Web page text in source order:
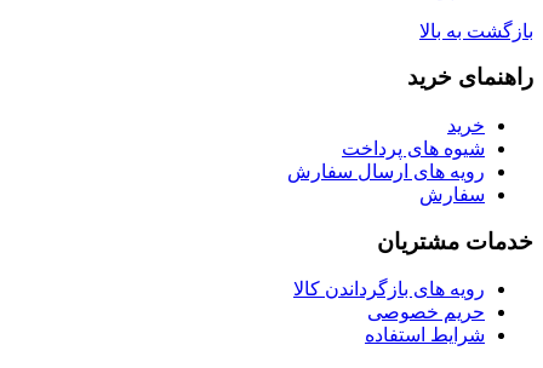
بازگشت به بالا
راهنمای خرید
خرید
شیوه های پرداخت
رویه های ارسال سفارش
سفارش
خدمات مشتریان
رویه های بازگرداندن کالا
حریم خصوصی
شرایط استفاده